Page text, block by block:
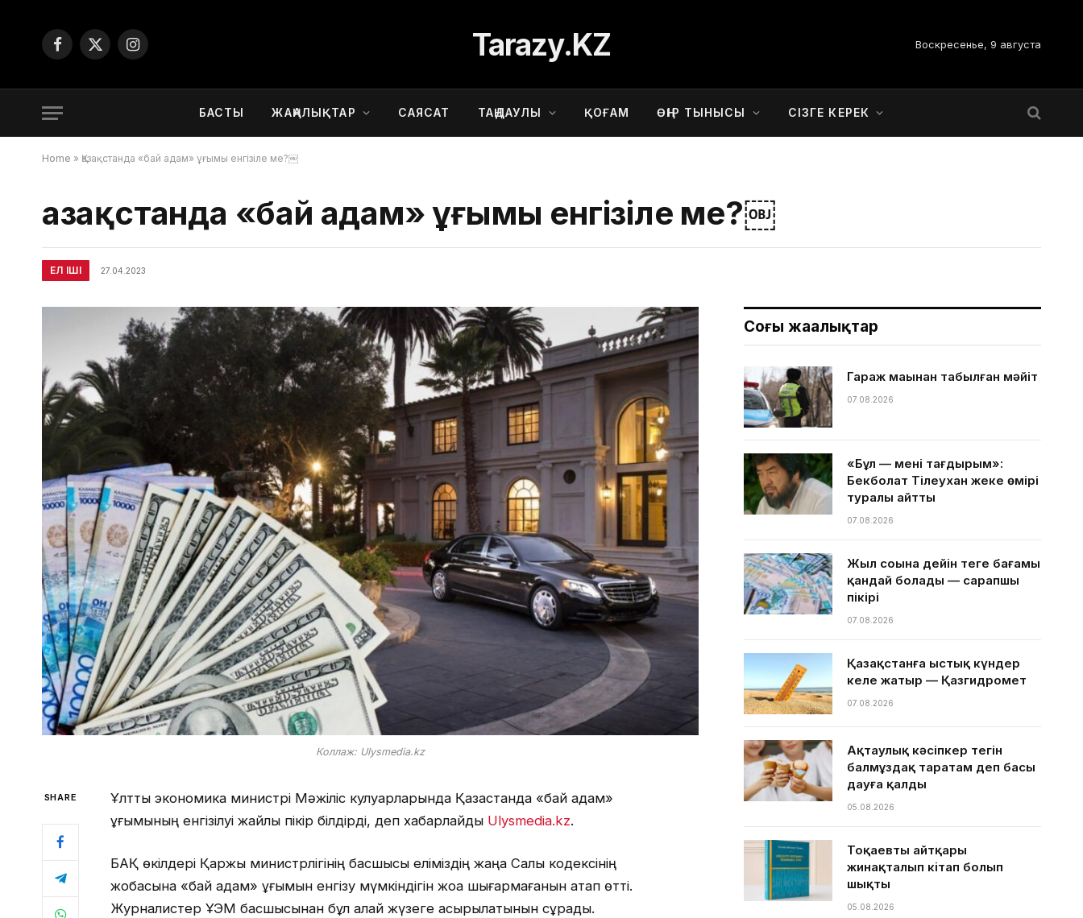
Facebook
X
Instagram Tarazy.KZ Воскресенье, 9 августа
БАСТЫ ЖАҢАЛЫҚТАР САЯСАТ ТАҢДАУЛЫ ҚОҒАМ ӨҢІР ТЫНЫСЫ СІЗГЕ КЕРЕК
Home » Қазақстанда «бай адам» ұғымы енгізіле ме?￼
Қазақстанда «бай адам» ұғымы енгізіле ме?￼
ЕЛ ІШІ 27.04.2023
Коллаж: Ulysmedia.kz
SHARE
Ұлттық экономика министрі Мәжіліс кулуарларында Қазақстанда «бай адам»
ұғымының енгізілуі жайлы пікір білдірді, деп хабарлайды Ulysmedia.kz.
БАҚ өкілдері Қаржы министрлігінің басшысы еліміздің жаңа Салық кодексінің
жобасына «бай адам» ұғымын енгізу мүмкіндігін жоққа шығармағанын атап өтті.
Журналистер ҰЭМ басшысынан бұл қалай жүзеге асырылатынын сұрады.
Соңғы жаңалықтар
Гараж маңынан табылған мәйіт
07.08.2026
«Бұл — менің тағдырым»:
Бекболат Тілеухан жеке өмірі
туралы айтты
07.08.2026
Жыл соңына дейін теңге бағамы
қандай болады — сарапшы
пікірі
07.08.2026
Қазақстанға ыстық күндер
келе жатыр — Қазгидромет
07.08.2026
Ақтаулық кәсіпкер тегін
балмұздақ таратам деп басы
дауға қалды
05.08.2026
Тоқаевтың айтқары
жинақталып кітап болып
шықты
05.08.2026